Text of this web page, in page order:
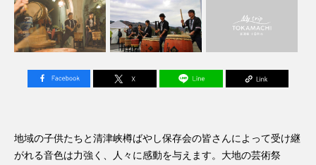
地域の子供たちと清津峡樽ばやし保存会の皆さんによって受け継
がれる音色は力強く、人々に感動を与えます。大地の芸術祭